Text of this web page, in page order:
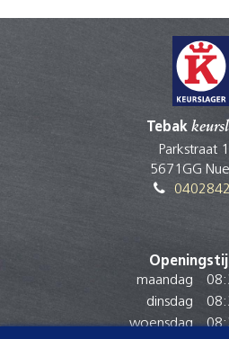
Tebak
Parkstraat
5671GG
maandag
dinsdag
woensdag